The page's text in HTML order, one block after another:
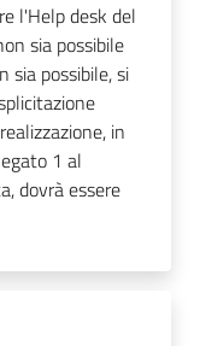
l'Help desk del
sia possibile
sia possibile, si
in
1 al
dovrà essere